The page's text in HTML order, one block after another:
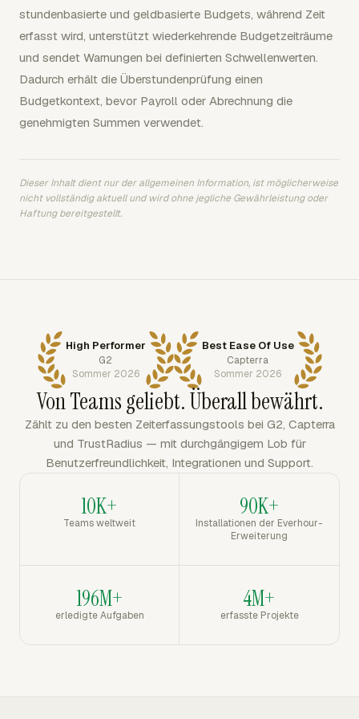
stundenbasierte und geldbasierte Budgets, während Zeit
erfasst wird, unterstützt wiederkehrende Budgetzeiträume
und sendet Warnungen bei definierten Schwellenwerten.
Dadurch erhält die Überstundenprüfung einen
Budgetkontext, bevor Payroll oder Abrechnung die
genehmigten Summen verwendet.
Dieser Inhalt dient nur der allgemeinen Information, ist möglicherweise
nicht vollständig aktuell und wird ohne jegliche Gewährleistung oder
Haftung bereitgestellt.
High Performer
G2
Sommer 2026
Best Ease Of Use
Capterra
Sommer 2026
Von Teams geliebt. Überall bewährt.
Zählt zu den besten Zeiterfassungstools bei G2, Capterra
und TrustRadius — mit durchgängigem Lob für
Benutzerfreundlichkeit, Integrationen und Support.
10K+
Teams weltweit
90K+
Installationen der Everhour-
Erweiterung
196M+
erledigte Aufgaben
4M+
erfasste Projekte